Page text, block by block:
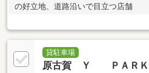
の好立地、道路沿いで目立つ店舗
貸駐車場
原古賀 Ｙ ＰＡＲＫ